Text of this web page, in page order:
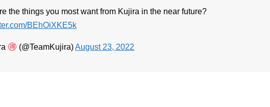
the things you most want from Kujira in the near future?
BEhOiXKE5k
(@TeamKujira)August 23, 2022